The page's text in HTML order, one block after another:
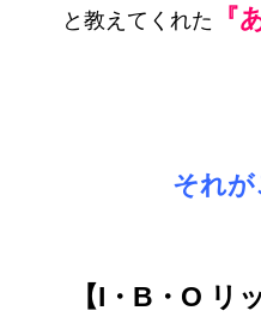
と教えてくれた
『
それが
【I・B・O リ